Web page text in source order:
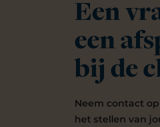
Een
een
bij de
Neem contact
het stellen van